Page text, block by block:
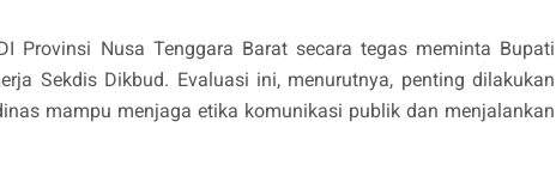
Provinsi Nusa Tenggara Barat secara tegas meminta Bupati
Sekdis Dikbud. Evaluasi ini, menurutnya, penting dilakukan
mampu menjaga etika komunikasi publik dan menjalankan